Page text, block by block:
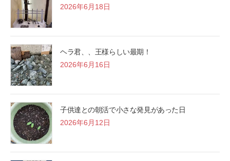
2026年6月18日
ヘラ君、、王様らしい最期！
2026年6月16日
子供達との朝活で小さな発見があった日
2026年6月12日